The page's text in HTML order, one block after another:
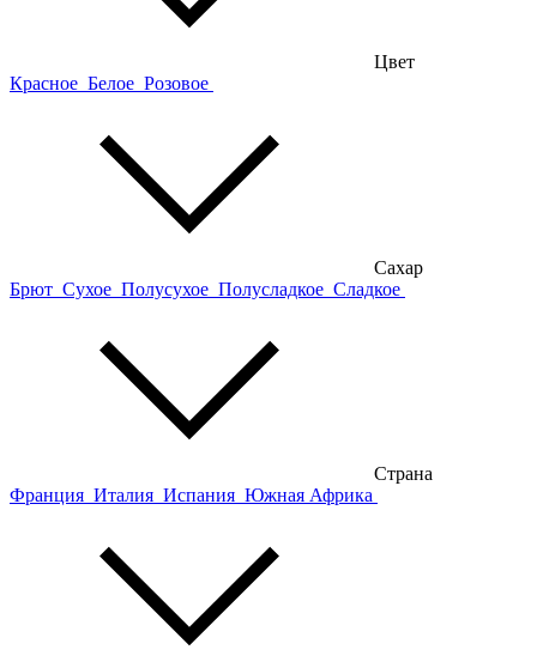
Цвет
Красное Белое Розовое
Сахар
Брют Сухое Полусухое Полусладкое Сладкое
Страна
Франция Италия Испания Южная Африка